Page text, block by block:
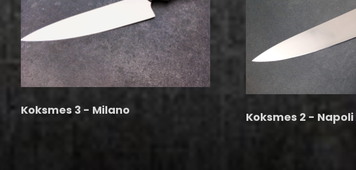
Koksmes 3 - Milano Koksmes 2 - Napoli